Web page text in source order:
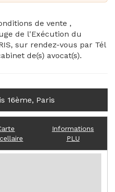
de vente ,
de l'Exécution du
sur rendez-vous par Tél
de(s) avocat(s).
16ème, Paris
Informations
PLU